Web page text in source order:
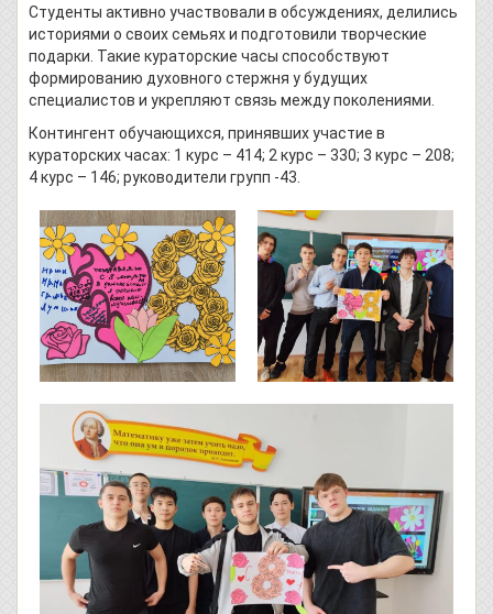
Студенты активно участвовали в обсуждениях, делились
историями о своих семьях и подготовили творческие
подарки. Такие кураторские часы способствуют
формированию духовного стержня у будущих
специалистов и укрепляют связь между поколениями.
Контингент обучающихся, принявших участие в
кураторских часах: 1 курс – 414; 2 курс – 330; 3 курс – 208;
4 курс – 146; руководители групп -43.